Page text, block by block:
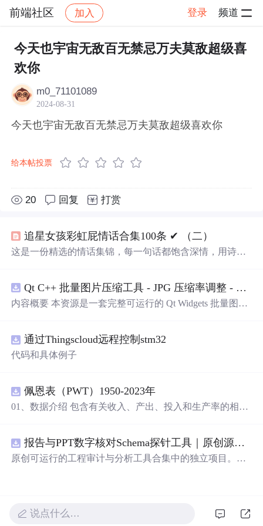
前端社区 加入 登录 频道
社区 前端社区 感慨 帖子详情
今天也宇宙无敌百无禁忌万夫莫敌超级喜
欢你
m0_71101089
2024-08-31
今天也宇宙无敌百无禁忌万夫莫敌超级喜欢你
给本帖投票
20 回复 打赏
追星女孩彩虹屁情话合集100条 ✔︎ （二）
这是一份精选的情话集锦，每一句话都饱含深情，用诗意
的思念与热爱。
Qt C++ 批量图片压缩工具 - JPG 压缩率调整 - 批量修改分辨率 - 本地图片批处理（源码）
内容概要 本资源是一套完整可运行的 Qt Widgets 批量图片
张图片、直接读取整个文件夹内所有 JPG/PNG 图像，可自
定义输出图片分辨率、调节 JPG0~100 区间压缩质量，自
观展示压缩效果。 适用人群 Qt/C++ 零基础初学者，学习
QImage 图像绘图、文件目录遍历、UI 交互开发； 需要本
地批量处理图片的办公、设计、自媒体从业者； 想要学习
习者。 使用场景 自媒体批量压缩配图，降低图片体积节省
上传流量； 摄影、设计批量统一图片尺寸，批量轻量化相
册图片； 程序开发学习：QFileDialog 文件选择、QDir 文
图片 / 一键读取整个文件夹全部图片； 自定义输出宽高分
通过Thingscloud远程控制stm32
代码和具体例子
佩恩表（PWT）1950-2023年
01、数据介绍 包含有关收入、产出、投入和生产率的相对
翻译使用说明，英文原版使用说明。 数据名称：佩恩表
（PWT） 数据年份：1950-2023年
报告与PPT数字核对Schema探针工具｜原创源码+测试+离线报告
原创可运行的工程审计与分析工具合集中的独立项目。每
MIT License 与原创授权声明。零第三方运行依赖，不包含
榜单产品源码、官方素材、论文、账号数据或未授权内
说点什么…